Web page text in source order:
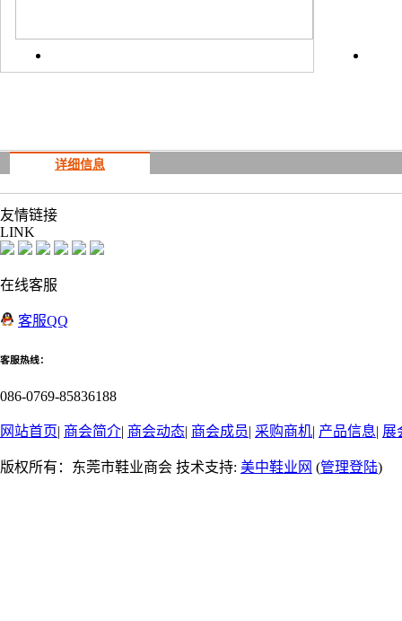
详细信息
友情链接
LINK
在线客服
客服QQ
客服热线：
086-0769-85836188
网站首页| 商会简介| 商会动态| 商会成员| 采购商机| 产品信息| 展
版权所有：东莞市鞋业商会 技术支持: 美中鞋业网 (管理登陆)